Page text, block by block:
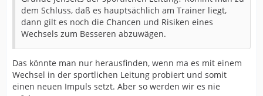
dem Schluss, daß es hauptsächlich am Trainer liegt,
dann gilt es noch die Chancen und Risiken eines
Wechsels zum Besseren abzuwägen.
Das könnte man nur herausfinden, wenn ma es mit einem
Wechsel in der sportlichen Leitung probiert und somit
einen neuen Impuls setzt. Aber so werden wir es nie